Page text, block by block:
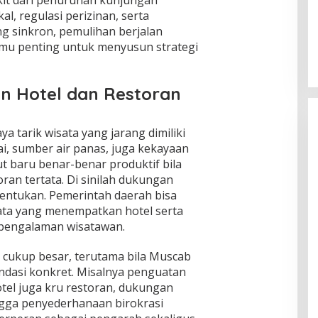
regulasi perizinan, serta
sinkron, pemulihan berjalan
penting untuk menyusun strategi
Hotel dan Restoran
tarik wisata yang jarang dimiliki
sumber air panas, juga kekayaan
baru benar-benar produktif bila
tertata. Di sinilah dukungan
Pemerintah daerah bisa
yang menempatkan hotel serta
wisatawan.
besar, terutama bila Muscab
konkret. Misalnya penguatan
juga kru restoran, dukungan
penyederhanaan birokrasi
Ketahanan Bangsa Lewat
Lompatan Keamanan Pangan
Di Isu Global | Agustus 8, 2026